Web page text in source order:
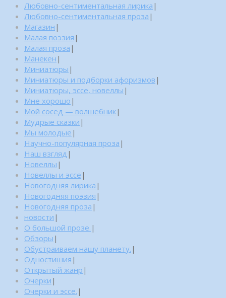
Любовно-сентиментальная лирика |
Любовно-сентиментальная проза |
Магазин |
Малая поэзия |
Малая проза |
Манекен |
Миниатюры |
Миниатюры и подборки афоризмов |
Миниатюры, эссе, новеллы |
Мне хорошо |
Мой сосед — волшебник|
Мудрые сказки |
Мы молодые |
Научно-популярная проза |
Наш взгляд |
Новеллы |
Новеллы и эссе |
Новогодняя лирика |
Новогодняя поэзия |
Новогодняя проза |
новости |
О большой прозе. |
Обзоры |
Обустраиваем нашу планету. |
Одностишия |
Открытый жанр |
Очерки |
Очерки и эссе. |